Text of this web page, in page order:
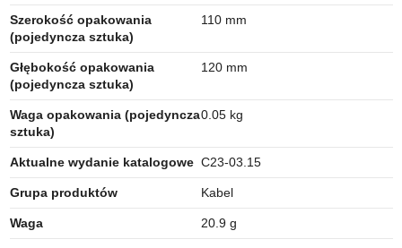
Szerokość opakowania
(pojedyncza sztuka)
110 mm
Głębokość opakowania
(pojedyncza sztuka)
120 mm
Waga opakowania (pojedyncza
sztuka)
0.05 kg
Aktualne wydanie katalogowe C23-03.15
Grupa produktów Kabel
Waga 20.9 g